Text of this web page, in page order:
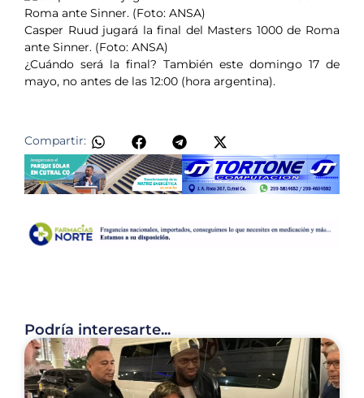
Casper Ruud jugará la final del Masters 1000 de Roma
ante Sinner. (Foto: ANSA)
¿Cuándo será la final? También este domingo 17 de
mayo, no antes de las 12:00 (hora argentina).
Compartir:
Podría interesarte...